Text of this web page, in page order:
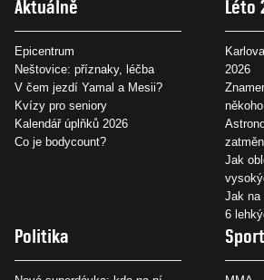
Aktuálně
Epicentrum
Neštovice: příznaky, léčba
V čem jezdí Yamal a Mesii?
Kvízy pro seniory
Kalendář úplňků 2026
Co je bodycount?
Léto
2026
Jak
Jak na
6
Politika